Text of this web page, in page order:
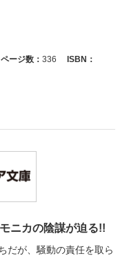
ページ数： 336
ISBN：
ニカの陰謀が迫る!!
だが、騒動の責任を取ら